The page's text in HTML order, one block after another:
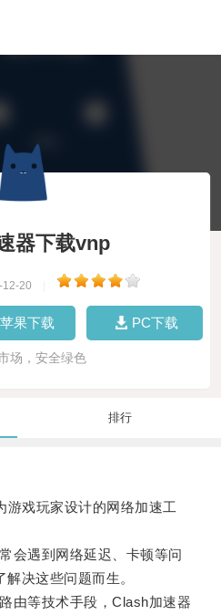
器下载vnp
12-20
苹果下载 PC下载
场，安全绿色
排行
戏玩家设计的网络加速工
遇到网络延迟、卡顿等问
决这些问题而生。
等技术手段，Clash加速器